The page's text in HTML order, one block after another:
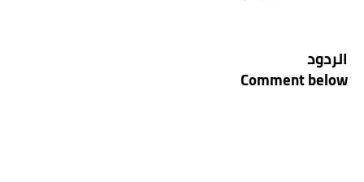
الردود
Comment below